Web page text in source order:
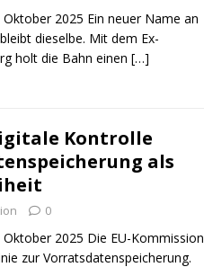
2025 Ein neuer Name an
dieselbe. Mit dem Ex-
holt die Bahn einen […]
Kontrolle
als
0
2025 Die EU-Kommission
zur Vorratsdatenspeicherung.